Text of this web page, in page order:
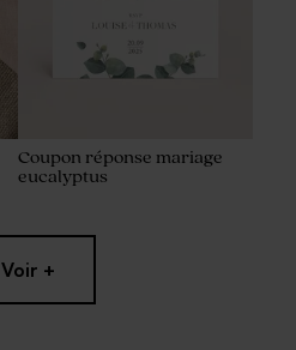
Coupon réponse mariage
eucalyptus
Voir +